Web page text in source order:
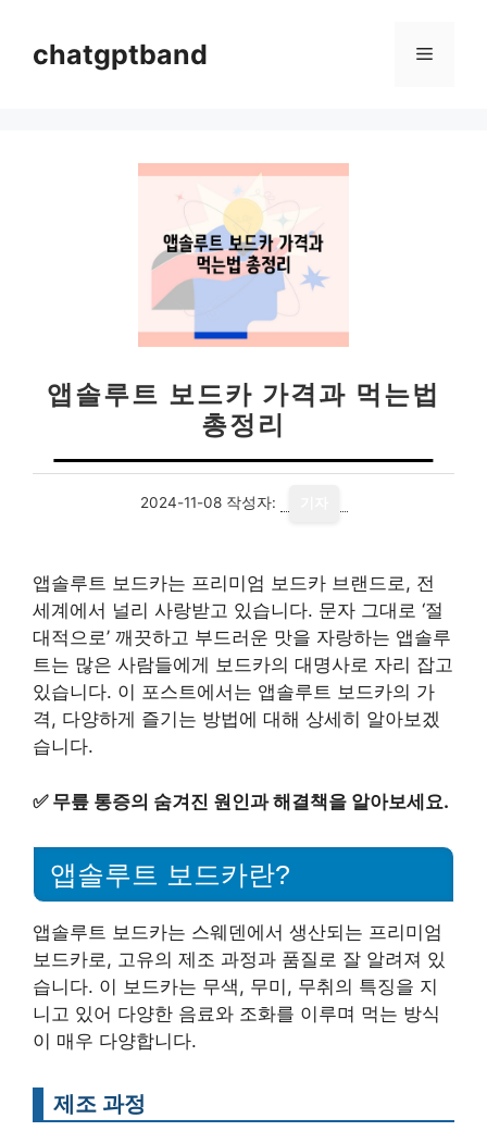
chatgptband 메
앱솔루트 보드카 가격과 먹는법
총정리
2024-11-08 작성자:
앱솔루트 보드카는 프리미엄 보드카 브랜드로, 전
세계에서 널리 사랑받고 있습니다. 문자 그대로 ‘절
대적으로’ 깨끗하고 부드러운 맛을 자랑하는 앱솔루
트는 많은 사람들에게 보드카의 대명사로 자리 잡고
있습니다. 이 포스트에서는 앱솔루트 보드카의 가
격, 다양하게 즐기는 방법에 대해 상세히 알아보겠
습니다.
✅ 무릎 통증의 숨겨진 원인과 해결책을 알아보세요.
앱솔루트 보드카란?
앱솔루트 보드카는 스웨덴에서 생산되는 프리미엄
보드카로, 고유의 제조 과정과 품질로 잘 알려져 있
습니다. 이 보드카는 무색, 무미, 무취의 특징을 지
니고 있어 다양한 음료와 조화를 이루며 먹는 방식
이 매우 다양합니다.
제조 과정